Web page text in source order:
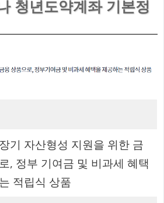
청년도약계좌 기본정
기 자산형성 지원을 위한 금
, 정부 기여금 및 비과세 혜택
적립식 상품